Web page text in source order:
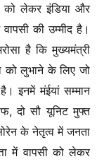
को लेकर इंडिया और
की उम्मीद है।
है कि मुख्यमंत्री
को लुभाने के लिए जो
इनमें मंईयां सम्मान
दो सौ यूनिट मुफ्त
के नेतृत्व में जनता
में वापसी को लेकर